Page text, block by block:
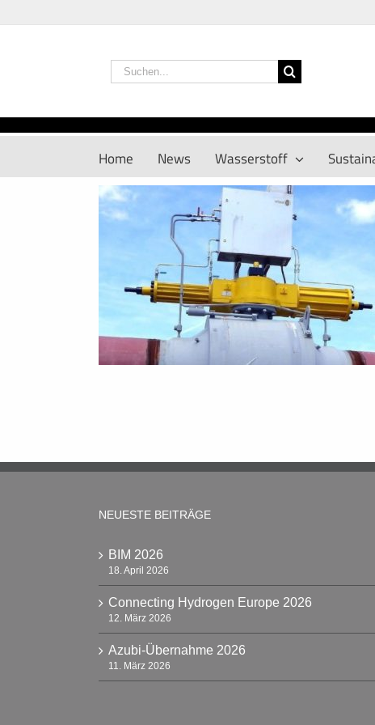
Inhalt
Suche
nach:
Home News Wasserstoff
NEUESTE BEITRÄGE
BIM 2026
18. April 2026
Connecting Hydrogen Europe 2026
12. März 2026
Azubi-Übernahme 2026
11. März 2026